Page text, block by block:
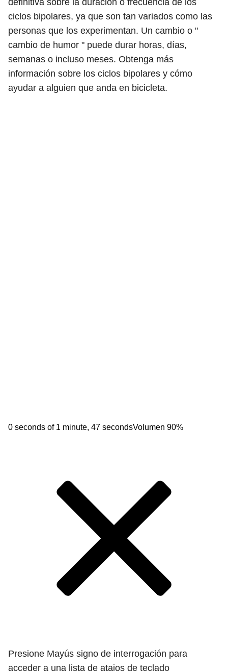
definitiva sobre la duración o frecuencia de los
ciclos bipolares, ya que son tan variados como las
personas que los experimentan. Un cambio o "
cambio de humor " puede durar horas, días,
semanas o incluso meses. Obtenga más
información sobre los ciclos bipolares y cómo
ayudar a alguien que anda en bicicleta.
0 seconds of 1 minute, 47 secondsVolumen 90%
Presione Mayús signo de interrogación para
acceder a una lista de atajos de teclado